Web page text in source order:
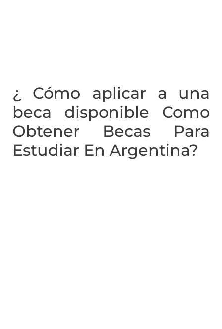
¿ Cómo aplicar a una
beca disponible Como
Obtener Becas Para
Estudiar En Argentina?